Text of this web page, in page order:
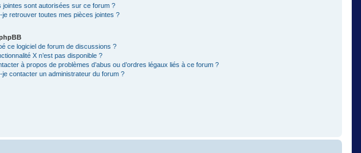
jointes sont autorisées sur ce forum ?
je retrouver toutes mes pièces jointes ?
ce logiciel de forum de discussions ?
X n’est pas disponible ?
à propos de problèmes d’abus ou d’ordres légaux liés à ce forum ?
je contacter un administrateur du forum ?